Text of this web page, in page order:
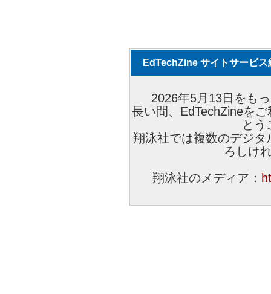
EdTechZine サイトサービス
2026年5月13日をも
長い間、EdTechZineを
とう
翔泳社では複数のデジ
ろしけ
翔泳社のメディア：